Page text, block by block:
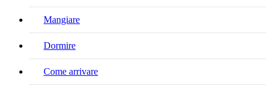
Mangiare
Dormire
Come arrivare